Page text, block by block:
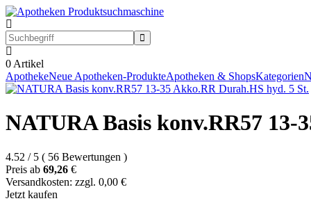
0 Artikel
ApothekeNeue Apotheken-ProdukteApotheken & ShopsKategorien
NATURA Basis konv.RR57
4.52 / 5 ( 56 Bewertungen )
Preis ab 69,26 €
Versandkosten: zzgl. 0,00 €
Jetzt kaufen